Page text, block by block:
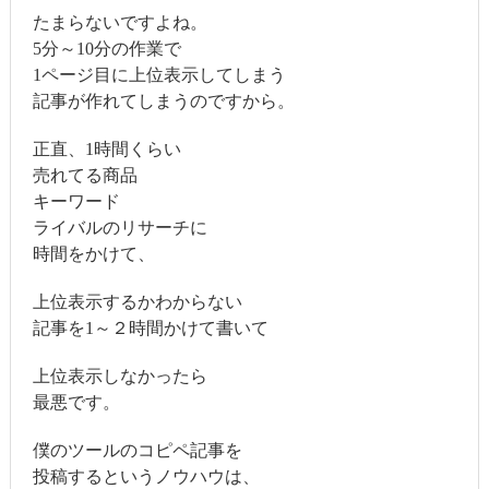
たまらないですよね。
5分～10分の作業で
1ページ目に上位表示してしまう
記事が作れてしまうのですから。
正直、1時間くらい
売れてる商品
キーワード
ライバルのリサーチに
時間をかけて、
上位表示するかわからない
記事を1～２時間かけて書いて
上位表示しなかったら
最悪です。
僕のツールのコピペ記事を
投稿するというノウハウは、